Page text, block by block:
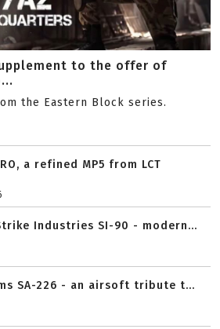
to the offer of
the Eastern Block series.
a refined MP5 from LCT
Industries SI-90 - modern...
SA-226 - an airsoft tribute t...